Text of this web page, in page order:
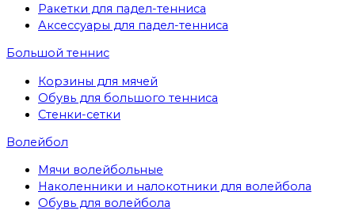
Ракетки для падел-тенниса
Аксессуары для падел-тенниса
Большой теннис
Корзины для мячей
Обувь для большого тенниса
Стенки-сетки
Волейбол
Мячи волейбольные
Наколенники и налокотники для волейбола
Обувь для волейбола